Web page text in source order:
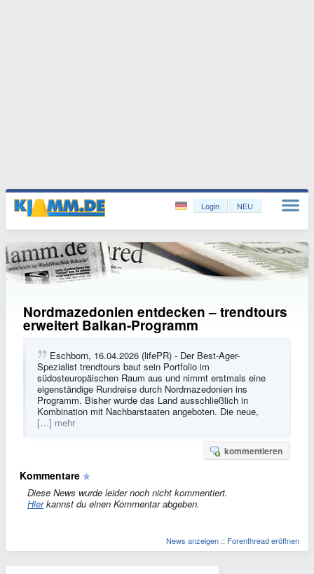
Login NEU
Nordmazedonien entdecken – trendtours
erweitert Balkan-Programm
Eschborn, 16.04.2026 (lifePR) - Der Best-Ager-
Spezialist trendtours baut sein Portfolio im
südosteuropäischen Raum aus und nimmt erstmals eine
eigenständige Rundreise durch Nordmazedonien ins
Programm. Bisher wurde das Land ausschließlich in
Kombination mit Nachbarstaaten angeboten. Die neue,
[…] mehr
kommentieren
Kommentare
Diese News wurde leider noch nicht kommentiert.
Hierkannst du einen Kommentar abgeben.
News anzeigen :: Forenthread eröffnen